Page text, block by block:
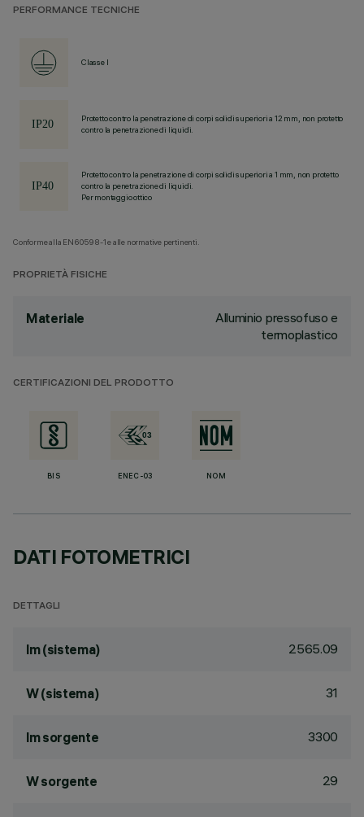
PERFORMANCE TECNICHE
Classe I
Protetto contro la penetrazione di corpi solidi superiori a 12 mm, non protetto
contro la penetrazione di liquidi.
Protetto contro la penetrazione di corpi solidi superiori a 1 mm, non protetto
contro la penetrazione di liquidi.
Per montaggio ottico
Conforme alla EN60598-1 e alle normative pertinenti.
PROPRIETÀ FISICHE
Materiale
Alluminio pressofuso e
termoplastico
CERTIFICAZIONI DEL PRODOTTO
BIS ENEC-03 NOM
DATI FOTOMETRICI
DETTAGLI
lm (sistema) 2565.09
W (sistema) 31
lm sorgente 3300
W sorgente 29